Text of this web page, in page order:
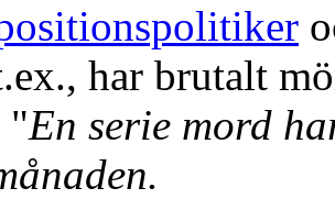
har brutalt
"En serie mord